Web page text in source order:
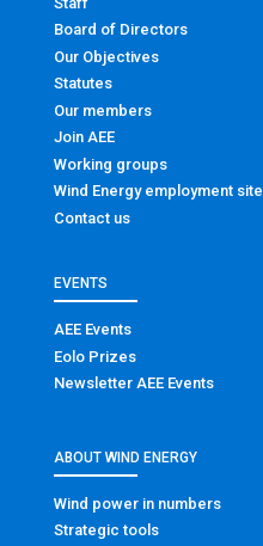
Board of Directors
Our Objectives
Statutes
Our members
Join AEE
Working groups
Wind Energy employment site
Contact us
EVENTS
AEE Events
Eolo Prizes
Newsletter AEE Events
ABOUT WIND ENERGY
Wind power in numbers
Strategic tools